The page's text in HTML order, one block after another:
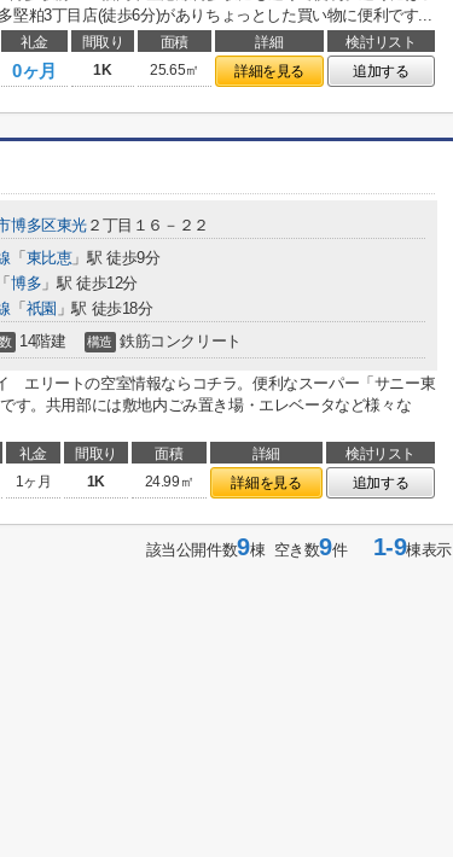
堅粕3丁目店(徒歩6分)がありちょっとした買い物に便利です...
礼金 間取り 面積 詳細
検討リスト
0ヶ月 1K 25.65㎡ 詳細を見る 追加する
博多区東光 ２丁目１６－２２
「 東比恵」駅 徒歩9分
「 博多 」駅 徒歩12分
「 祇園 」駅 徒歩18分
14階建 構造 鉄筋コンクリート
エリートの空室情報ならコチラ。便利なスーパー「サニー東
す。共用部には敷地内ごみ置き場・エレベータなど様々な
礼金 間取り 面積 詳細
検討リスト
1ヶ月 1K 24.99㎡ 詳細を見る 追加する
該当公開件数9棟 空き数9件1-9棟表示